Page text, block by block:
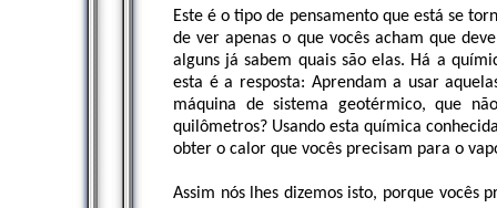
Este é o tipo de pensamento que está se
de ver apenas o que vocês acham que
alguns já sabem quais são elas. Há a
esta é a resposta: Aprendam a usar
máquina de sistema geotérmico, que
quilômetros? Usando esta química
obter o calor que vocês precisam para o
Assim nós lhes dizemos isto, porque vocês